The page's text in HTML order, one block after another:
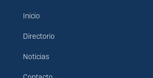
Menú
principal
Inicio
Directorio
Noticias